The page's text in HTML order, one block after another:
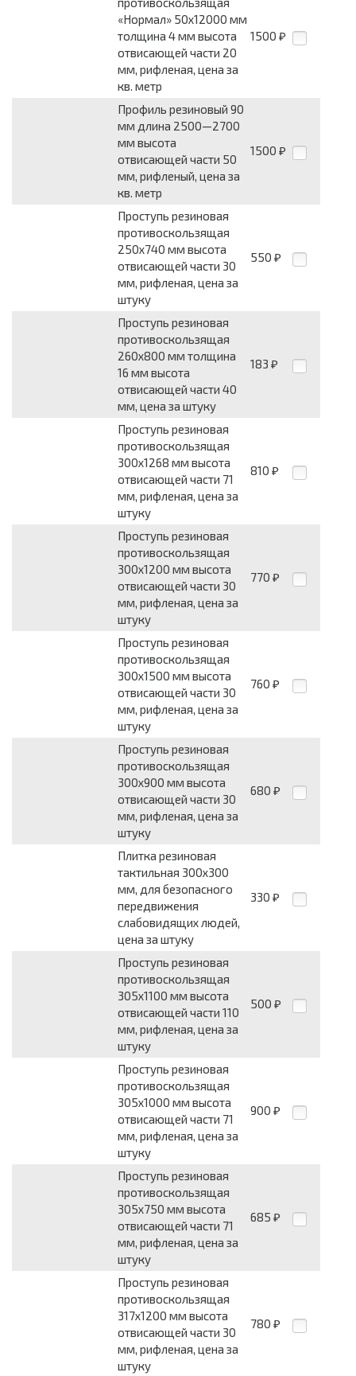
«Нормал» 50x12000 мм
толщина 4 мм высота
отвисающей части 20
мм, рифленая, цена за
кв. метр
1500 ₽
Профиль резиновый 90
мм длина 2500—2700
мм высота
отвисающей части 50
мм, рифленый, цена за
кв. метр
1500 ₽
Проступь резиновая
противоскользящая
250x740 мм высота
отвисающей части 30
мм, рифленая, цена за
штуку
550 ₽
Проступь резиновая
противоскользящая
260x800 мм толщина
16 мм высота
отвисающей части 40
мм, цена за штуку
183 ₽
Проступь резиновая
противоскользящая
300x1268 мм высота
отвисающей части 71
мм, рифленая, цена за
штуку
810 ₽
Проступь резиновая
противоскользящая
300x1200 мм высота
отвисающей части 30
мм, рифленая, цена за
штуку
770 ₽
Проступь резиновая
противоскользящая
300x1500 мм высота
отвисающей части 30
мм, рифленая, цена за
штуку
760 ₽
Проступь резиновая
противоскользящая
300x900 мм высота
отвисающей части 30
мм, рифленая, цена за
штуку
680 ₽
Плитка резиновая
тактильная 300x300
мм, для безопасного
передвижения
слабовидящих людей,
цена за штуку
330 ₽
Проступь резиновая
противоскользящая
305x1100 мм высота
отвисающей части 110
мм, рифленая, цена за
штуку
500 ₽
Проступь резиновая
противоскользящая
305x1000 мм высота
отвисающей части 71
мм, рифленая, цена за
штуку
900 ₽
Проступь резиновая
противоскользящая
305x750 мм высота
отвисающей части 71
мм, рифленая, цена за
штуку
685 ₽
Проступь резиновая
противоскользящая
317x1200 мм высота
отвисающей части 30
мм, рифленая, цена за
штуку
780 ₽